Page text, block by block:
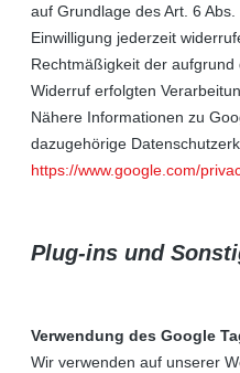
auf Grundlage des Art. 6
Einwilligung jederzeit
Rechtmäßigkeit der aufgrund
Widerruf erfolgten
Nähere Informationen zu
dazugehörige
https://www.google.com/
Plug-ins und
Verwendung des Google
Wir verwenden auf unserer